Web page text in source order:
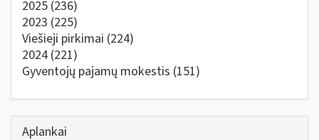
2025 (236)
2023 (225)
Viešieji pirkimai (224)
2024 (221)
Gyventojų pajamų mokestis (151)
Aplankai